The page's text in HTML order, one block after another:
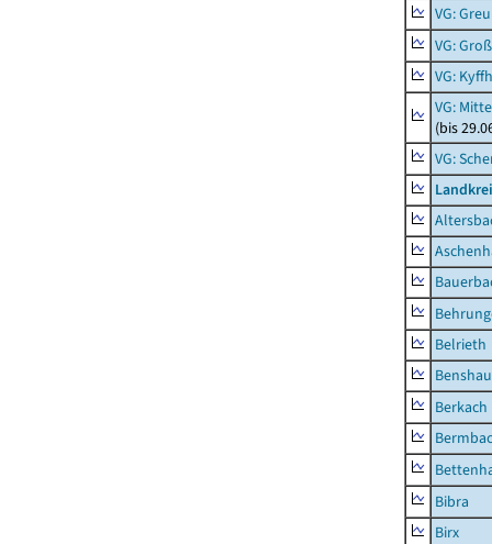
VG:
VG:
VG:
VG:
(bis
VG:
Belrieth
Berkach
Bibra
Birx